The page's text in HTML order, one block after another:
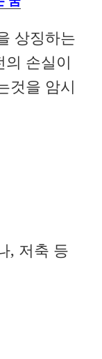
상징하는
손실이
것을 암시
, 저축 등